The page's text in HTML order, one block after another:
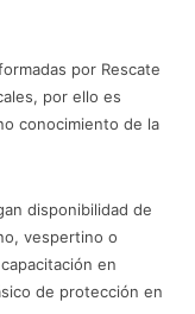
por Rescate
por ello es
conocimiento de la
disponibilidad de
vespertino o
en
de protección en